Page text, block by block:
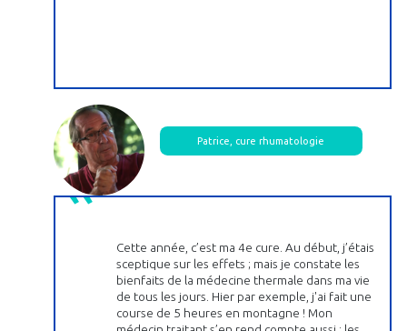
Patrice, cure rhumatologie
Cette année, c’est ma 4e cure. Au début, j’étais
sceptique sur les effets ; mais je constate les
bienfaits de la médecine thermale dans ma vie
de tous les jours. Hier par exemple, j'ai fait une
course de 5 heures en montagne ! Mon